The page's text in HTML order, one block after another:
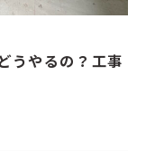
うやるの？工事